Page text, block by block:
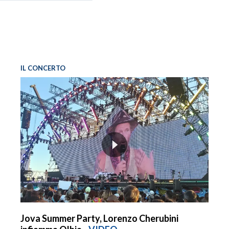
IL CONCERTO
Jova Summer Party, Lorenzo Cherubini